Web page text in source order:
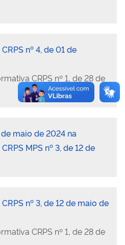
nº 4, de 01 de
CRPS nº 1, de 28 de
de maio de 2024 na
MPS nº 3, de 12 de
nº 3, de 12 de maio de
CRPS nº 1, de 28 de